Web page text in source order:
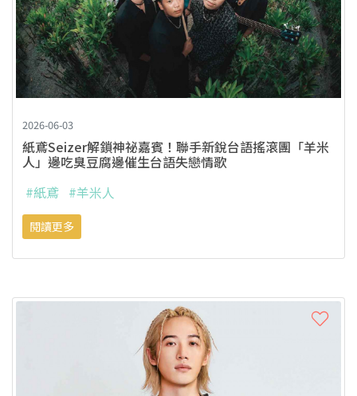
2026-06-03
紙鳶Seizer解鎖神祕嘉賓！聯手新銳台語搖滾團「羊米
人」邊吃臭豆腐邊催生台語失戀情歌
#紙鳶 #羊米人
閱讀更多